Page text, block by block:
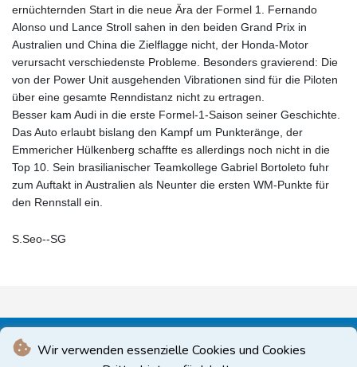
Wir verwenden essenzielle Cookies und Cookies
ernüchternden Start in die neue Ära der Formel 1. Fernando
Alonso und Lance Stroll sahen in den beiden Grand Prix in
Australien und China die Zielflagge nicht, der Honda-Motor
verursacht verschiedenste Probleme. Besonders gravierend: Die
von der Power Unit ausgehenden Vibrationen sind für die Piloten
über eine gesamte Renndistanz nicht zu ertragen.
Besser kam Audi in die erste Formel-1-Saison seiner Geschichte.
Das Auto erlaubt bislang den Kampf um Punkteränge, der
Emmericher Hülkenberg schaffte es allerdings noch nicht in die
Top 10. Sein brasilianischer Teamkollege Gabriel Bortoleto fuhr
zum Auftakt in Australien als Neunter die ersten WM-Punkte für
den Rennstall ein.
S.Seo--SG